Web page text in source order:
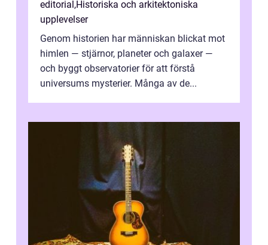
editorial ,Historiska och arkitektoniska
upplevelser
Genom historien har människan blickat mot
himlen — stjärnor, planeter och galaxer —
och byggt observatorier för att förstå
universums mysterier. Många av de...